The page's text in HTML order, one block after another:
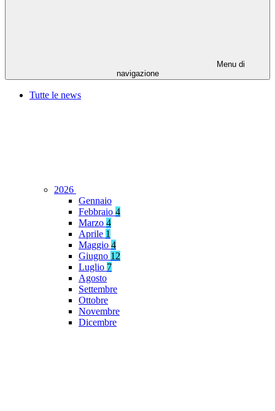
Menu di
navigazione
Tutte le news
2026
Gennaio
Febbraio 4
Marzo 4
Aprile 1
Maggio 4
Giugno 12
Luglio 7
Agosto
Settembre
Ottobre
Novembre
Dicembre